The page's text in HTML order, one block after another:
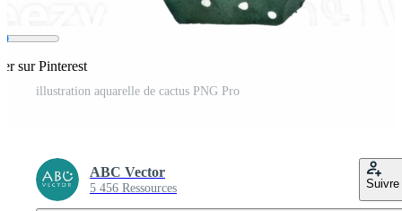
sur Pinterest
illustration aquarelle de cactus PNG Pro
ABC Vector
5 456 Ressources Suivre